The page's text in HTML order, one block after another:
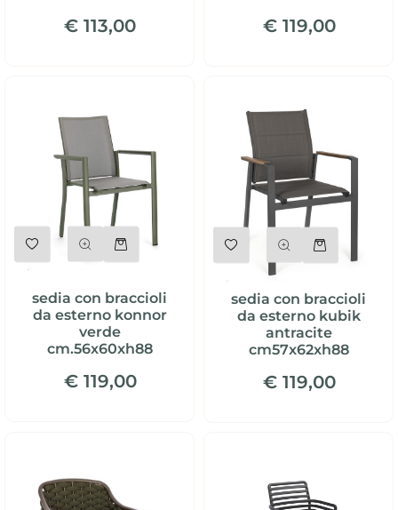
€ 113,00 € 119,00
Quantità
sedia con braccioli
da esterno konnor
verde
cm.56x60xh88
€ 119,00
sedia con braccioli
da esterno kubik
antracite
cm57x62xh88
€ 119,00